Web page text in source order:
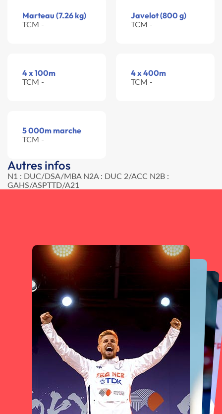
Marteau (7.26 kg)
TCM -
Javelot (800 g)
TCM -
4 x 100m
TCM -
4 x 400m
TCM -
5 000m marche
TCM -
Autres infos
N1 : DUC/DSA/MBA N2A : DUC 2/ACC N2B :
GAHS/ASPTTD/A21